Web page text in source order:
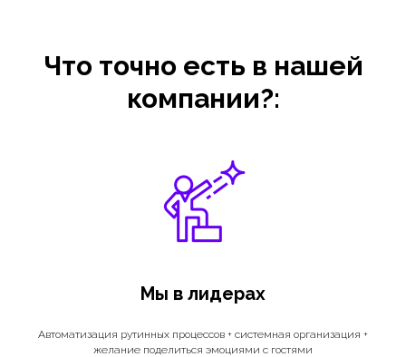
Что точно есть в нашей
компании?:
Мы в лидерах
Автоматизация рутинных процессов + системная организация +
желание поделиться эмоциями с гостями